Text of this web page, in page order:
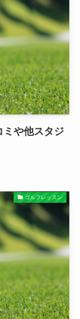
ミや他スタジ
ゴルフレッスン